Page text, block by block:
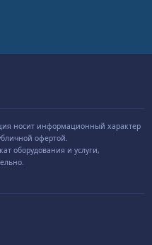
носит информационный характер
офертой.
оборудования и услуги,